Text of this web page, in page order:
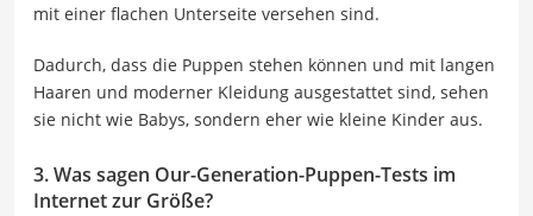
mit einer flachen Unterseite versehen sind.
Dadurch, dass die Puppen stehen können und mit langen
Haaren und moderner Kleidung ausgestattet sind, sehen
sie nicht wie Babys, sondern eher wie kleine Kinder aus.
3. Was sagen Our-Generation-Puppen-Tests im
Internet zur Größe?